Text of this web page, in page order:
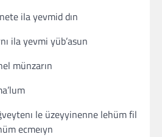
ila yevmid dın
ila yevmi yüb’asun
münzarın
le üzeyyinenne lehüm fil
ecmeıyn